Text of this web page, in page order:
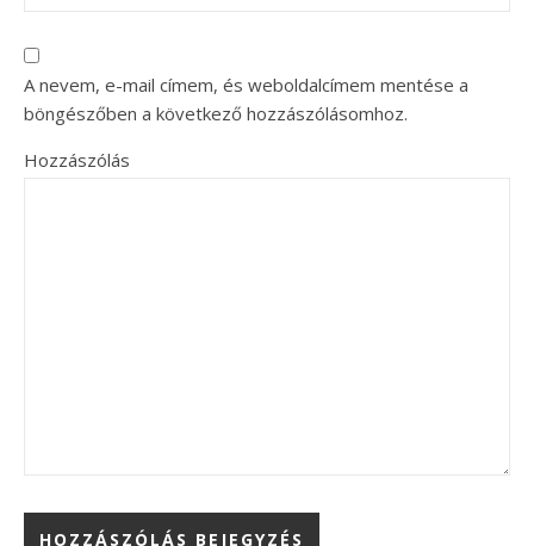
A nevem, e-mail címem, és weboldalcímem mentése a
böngészőben a következő hozzászólásomhoz.
Hozzászólás